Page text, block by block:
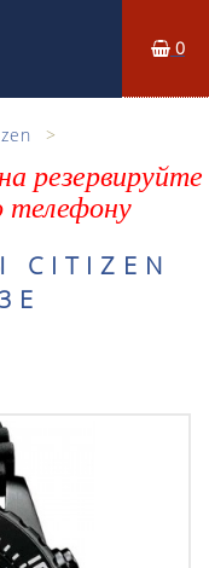
0
резервируйте
телефону